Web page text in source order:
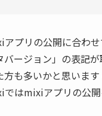
アプリの公開に合わ
バージョン」の表記
方も多いかと思いま
ではmixiアプリの公